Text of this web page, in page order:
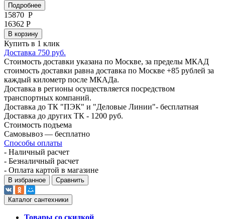
Подробнее
15870 Р
16362 Р
В корзину
Купить в 1 клик
Доставка 750 руб.
Стоимость доставки указана по Москве, за пределы МКАД
стоимость доставки равна доставка по Москве +85 рублей за
каждый километр после МКАДа.
Доставка в регионы осуществляется посредством
транспортных компаний.
Доставка до ТК "ПЭК" и "Деловые Линии"- бесплатная
Доставка до других ТК - 1200 руб.
Стоимость подъема
Самовывоз — бесплатно
Способы оплаты
- Наличный расчет
- Безналичный расчет
- Оплата картой в магазине
В избранное Сравнить
Каталог сантехники
Товары со скидкой